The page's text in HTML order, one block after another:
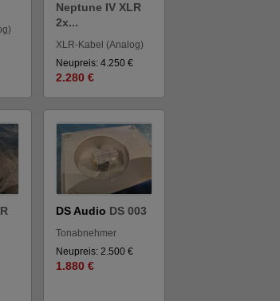
Neptune IV XLR
2x...
XLR-Kabel (Analog)
Neupreis: 4.250 €
2.280 €
DS Audio DS 003
Tonabnehmer
Neupreis: 2.500 €
1.880 €